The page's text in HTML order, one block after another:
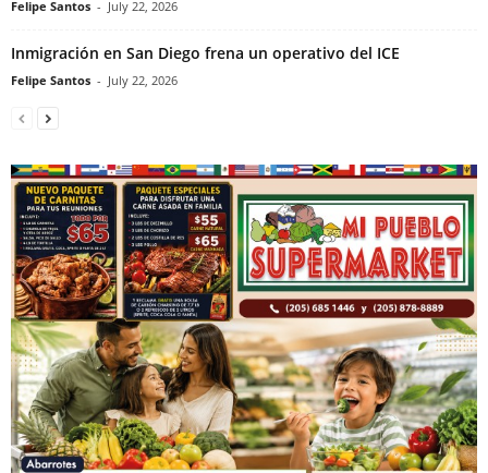
Felipe Santos - July 22, 2026
Inmigración en San Diego frena un operativo del ICE
Felipe Santos - July 22, 2026